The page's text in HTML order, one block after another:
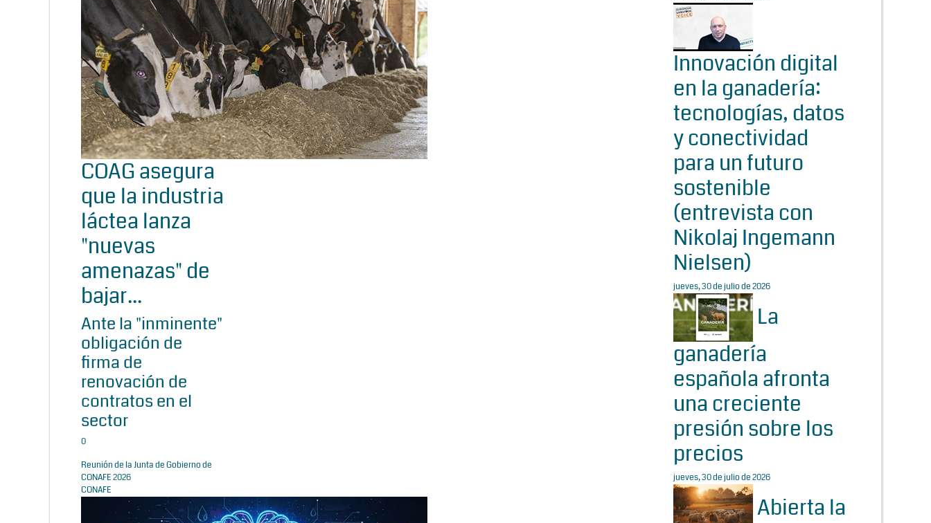
COAG asegura
que la industria
láctea lanza
"nuevas
amenazas" de
bajar...
Ante la "inminente"
obligación de
firma de
renovación de
contratos en el
sector
0
Reunión de la Junta de Gobierno de
CONAFE 2026
CONAFE
Innovación digital
en la ganadería:
tecnologías, datos
y conectividad
para un futuro
sostenible
(entrevista con
Nikolaj Ingemann
Nielsen)
jueves, 30 de julio de 2026
La
ganadería
española afronta
una creciente
presión sobre los
precios
jueves, 30 de julio de 2026
Abierta la